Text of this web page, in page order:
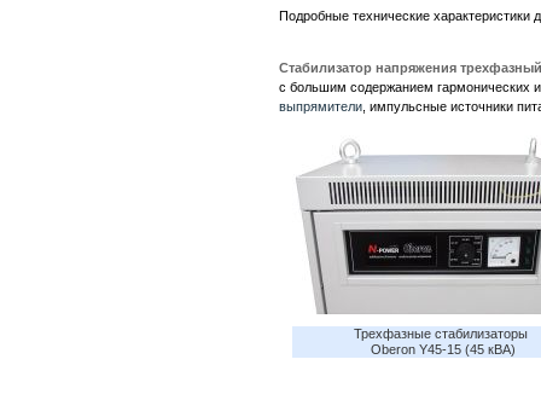
Подробные технические характеристики
Стабилизатор напряжения
с большим содержанием гармонических
выпрямители , импульсные источники
Трехфазные стабилизаторы
Oberon Y45-15 (45 кВА)